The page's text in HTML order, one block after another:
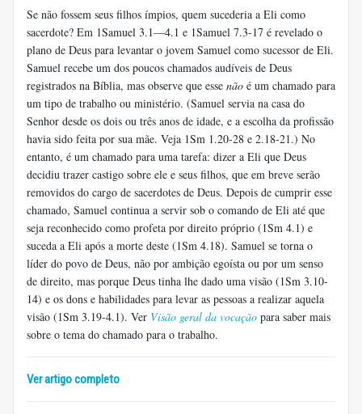
Se não fossem seus filhos ímpios, quem sucederia a Eli como
sacerdote? Em 1Samuel 3.1—4.1 e 1Samuel 7.3-17 é revelado o
plano de Deus para levantar o jovem Samuel como sucessor de Eli.
Samuel recebe um dos poucos chamados audíveis de Deus
registrados na Bíblia, mas observe que esse não é um chamado para
um tipo de trabalho ou ministério. (Samuel servia na casa do
Senhor desde os dois ou três anos de idade, e a escolha da profissão
havia sido feita por sua mãe. Veja 1Sm 1.20-28 e 2.18-21.) No
entanto, é um chamado para uma tarefa: dizer a Eli que Deus
decidiu trazer castigo sobre ele e seus filhos, que em breve serão
removidos do cargo de sacerdotes de Deus. Depois de cumprir esse
chamado, Samuel continua a servir sob o comando de Eli até que
seja reconhecido como profeta por direito próprio (1Sm 4.1) e
suceda a Eli após a morte deste (1Sm 4.18). Samuel se torna o
líder do povo de Deus, não por ambição egoísta ou por um senso
de direito, mas porque Deus tinha lhe dado uma visão (1Sm 3.10-
14) e os dons e habilidades para levar as pessoas a realizar aquela
visão (1Sm 3.19-4.1). Ver Visão geral da vocação para saber mais
sobre o tema do chamado para o trabalho.
Ver artigo completo